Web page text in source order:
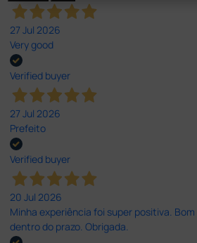
27 Jul 2026
Very good
Verified buyer
27 Jul 2026
Prefeito
Verified buyer
20 Jul 2026
Minha experiência foi super positiva.
dentro do prazo. Obrigada.